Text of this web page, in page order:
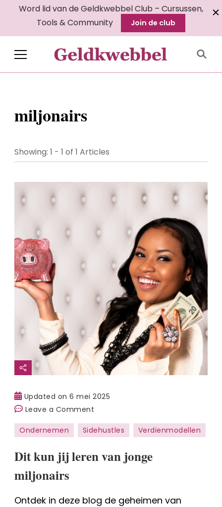
Word lid van de Geldkwebbel Club – Cursussen,
Tools & Community
Join de club
Geldkwebbel
miljonairs
Showing: 1 - 1 of 1 Articles
Updated on6 mei 2025
Leave a Comment
Dit
kun
leren
miljonairs
Ondernemen Sidehustles Verdienmodellen
Dit kun jij leren van jonge
miljonairs
Ontdek in deze blog de geheimen van